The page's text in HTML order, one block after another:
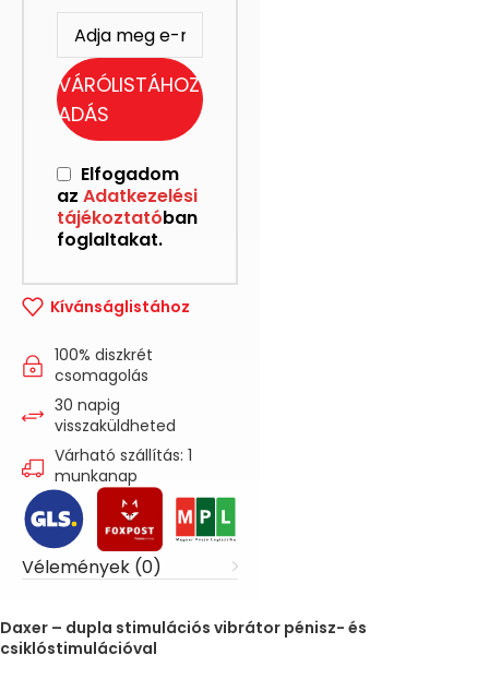
VÁRÓLISTÁHOZ
ADÁS
Elfogadom
az Adatkezelési
tájékoztatóban
foglaltakat.
Kívánságlistához
100% diszkrét
csomagolás
30 napig
visszaküldheted
Várható szállítás: 1
munkanap
Vélemények (0)
Daxer – dupla stimulációs vibrátor pénisz- és
csiklóstimulációval